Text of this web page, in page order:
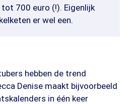
700 euro (!). Eigenlijk
er wel een.
hebben de trend
Denise maakt bijvoorbeeld
in één keer